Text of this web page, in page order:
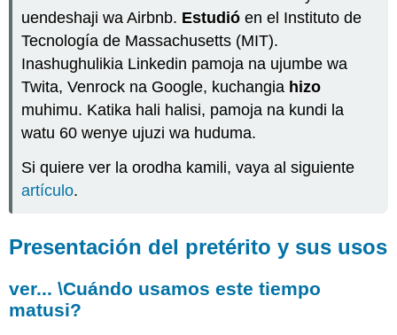
na
cambio
na
en
el
pretérito
ya
Los
cambios
de
¡Ojo!
¡Ahora
uendeshaji wa Airbnb. Estudió en el Instituto de
Tecnología de Massachusetts (MIT).
Inashughulikia Linkedin pamoja na ujumbe wa
Twita, Venrock na Google, kuchangia hizo
muhimu. Katika hali halisi, pamoja na kundi la
watu 60 wenye ujuzi wa huduma.
Si quiere ver la orodha kamili, vaya al siguiente
artículo.
Presentación del pretérito y sus usos
ver... \Cuándo usamos este tiempo
matusi?